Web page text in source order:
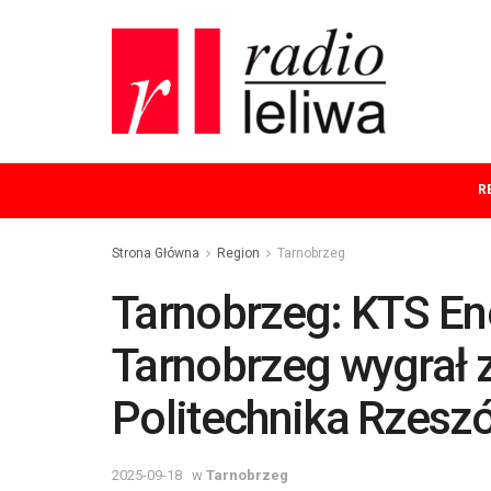
Strona Główna Region Tarnobrzeg
Tarnobrzeg: KTS
Tarnobrzeg wygrał
Politechnika
2025-09-18 w Tarnobrzeg